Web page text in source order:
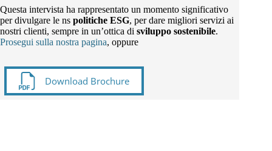
Questa intervista ha rappresentato un momento significativo
per divulgare le ns politiche ESG, per dare migliori servizi ai
nostri clienti, sempre in un’ottica di sviluppo sostenibile.
Prosegui sulla nostra pagina, oppure
Download Brochure